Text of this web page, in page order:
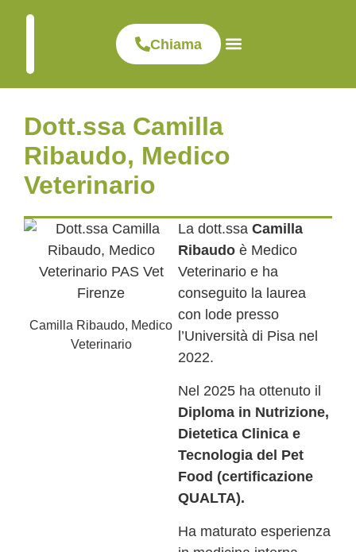
Chiama
Dott.ssa Camilla
Ribaudo, Medico
Veterinario
Camilla Ribaudo, Medico
Veterinario
La dott.ssa Camilla
Ribaudo è Medico
Veterinario e ha
conseguito la laurea
con lode presso
l’Università di Pisa nel
2022.
Nel 2025 ha ottenuto il
Diploma in Nutrizione,
Dietetica Clinica e
Tecnologia del Pet
Food (certificazione
QUALTA).
Ha maturato esperienza